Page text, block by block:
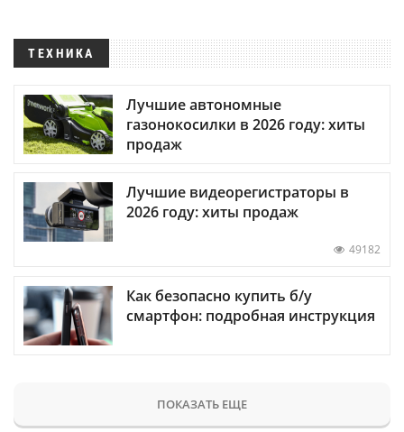
ТЕХНИКА
Лучшие автономные
газонокосилки в 2026 году: хиты
продаж
Лучшие видеорегистраторы в
2026 году: хиты продаж
49182
Как безопасно купить б/у
смартфон: подробная инструкция
ПОКАЗАТЬ ЕЩЕ